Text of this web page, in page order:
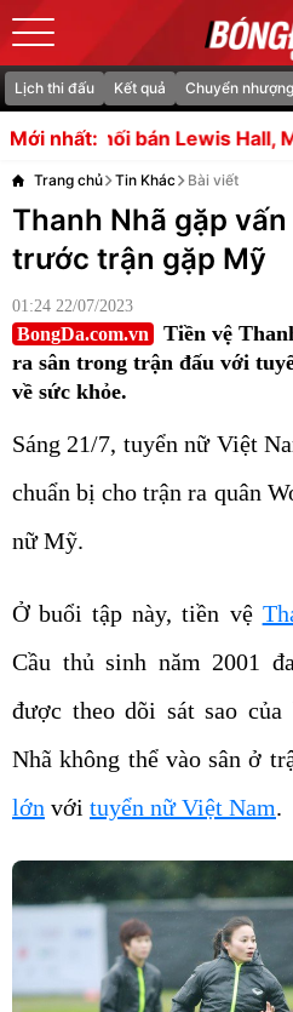
Lịch thi đấu Kết quả Chuyển nhượng
Mới nhất:
Hall, MU lo khủng hoảng
Trang chủ Tin Khác Bài viết
Thanh Nhã gặp
trước trận gặp Mỹ
01:24 22/07/2023
BongDa.com.vn
Tiền vệ
ra sân trong trận đấu với
về sức khỏe.
Sáng 21/7, tuyển nữ Việt
chuẩn bị cho trận ra quân
nữ Mỹ.
Ở buổi tập này, tiền vệ
Cầu thủ sinh năm 2001
được theo dõi sát sao
Nhã không thể vào sân ở
lớn với tuyển nữ Việt Nam.